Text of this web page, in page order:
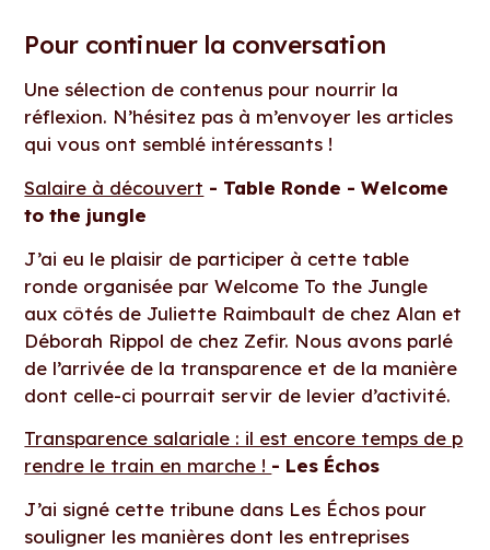
Pour continuer la conversation
Une sélection de contenus pour nourrir la
réflexion. N’hésitez pas à m’envoyer les articles
qui vous ont semblé intéressants !
Salaire à découvert - Table Ronde - Welcome
to the jungle
J’ai eu le plaisir de participer à cette table
ronde organisée par Welcome To the Jungle
aux côtés de Juliette Raimbault de chez Alan et
Déborah Rippol de chez Zefir. Nous avons parlé
de l’arrivée de la transparence et de la manière
dont celle-ci pourrait servir de levier d’activité.
Transparence salariale : il est encore temps de p
rendre le train en marche ! - Les Échos
J’ai signé cette tribune dans Les Échos pour
souligner les manières dont les entreprises